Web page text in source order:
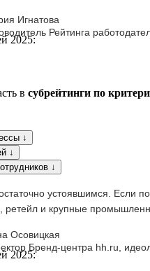
Игнатова
Рейтинга
в субрейтинги по
↓
↓
↓
устоявшимся. Если
ретейл и крупные
Осовицкая
Бренд-центра hh.ru,